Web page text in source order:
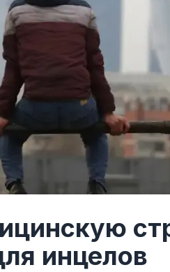
инцелов